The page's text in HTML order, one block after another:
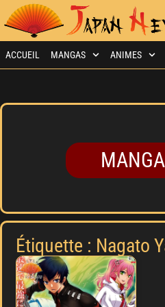
ACCUEIL MANGAS ANIMES
Étiquette : Nagato